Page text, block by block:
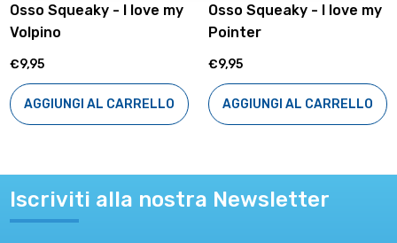
Osso Squeaky - I love my
Volpino
€9,95
AGGIUNGI AL CARRELLO
Osso Squeaky - I love my
Pointer
€9,95
AGGIUNGI AL CARRELLO
Iscriviti alla nostra Newsletter